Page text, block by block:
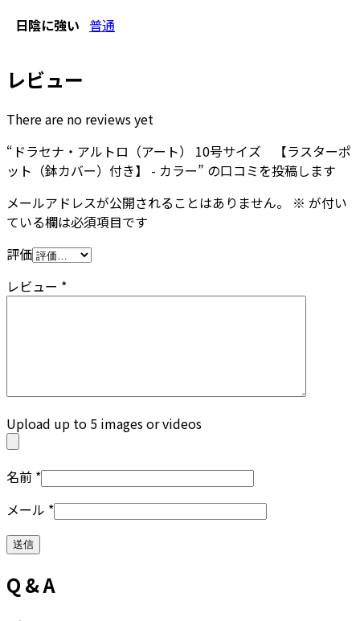
日陰に強い 普通
レビュー
There are no reviews yet
“ドラセナ・アルトロ（アート） 10号サイズ 【ラスターポ
ット（鉢カバー）付き】 - カラー” の口コミを投稿します
メールアドレスが公開されることはありません。
※ が付い
ている欄は必須項目です
評価
レビュー *
Upload up to 5 images or videos
名前 *
メール *
Q & A